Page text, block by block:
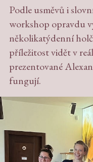
Podle usměvů i
workshop opravdu
několikatýdenní
příležitost vidět v
prezentované
fungují.